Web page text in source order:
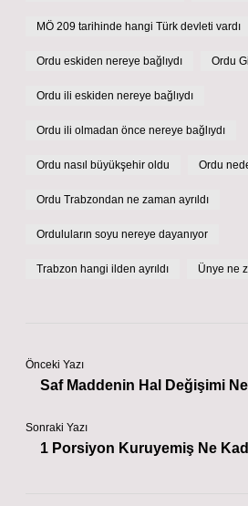
MÖ 209 tarihinde hangi Türk devleti vardı
Ordu eskiden nereye bağlıydı Ordu
Ordu ili eskiden nereye bağlıydı
Ordu ili olmadan önce nereye bağlıydı
Ordu nasıl büyükşehir oldu Ordu
Ordu Trabzondan ne zaman ayrıldı
Orduluların soyu nereye dayanıyor
Trabzon hangi ilden ayrıldı Ünye ne
Önceki Yazı
Saf Maddenin Hal Değişimi
Sonraki Yazı
1 Porsiyon Kuruyemiş Ne